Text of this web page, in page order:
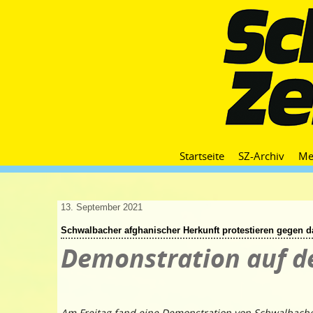
Startseite SZ-Archiv
13. September 2021
Schwalbacher afghanischer Herkunft protestieren gegen
Demonstration auf